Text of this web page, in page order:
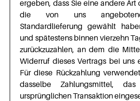
ergeben, dass Sie eine andere Art
die von uns
Standardlieferung gewählt
und spätestens binnen vierzehn
zurückzuzahlen, an dem die
Widerruf dieses Vertrags bei uns
Für diese Rückzahlung
dasselbe Zahlungsmittel,
ursprünglichen Transaktion